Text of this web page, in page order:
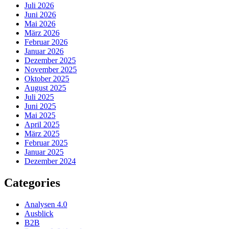
Juli 2026
Juni 2026
Mai 2026
März 2026
Februar 2026
Januar 2026
Dezember 2025
November 2025
Oktober 2025
August 2025
Juli 2025
Juni 2025
Mai 2025
April 2025
März 2025
Februar 2025
Januar 2025
Dezember 2024
Categories
Analysen 4.0
Ausblick
B2B